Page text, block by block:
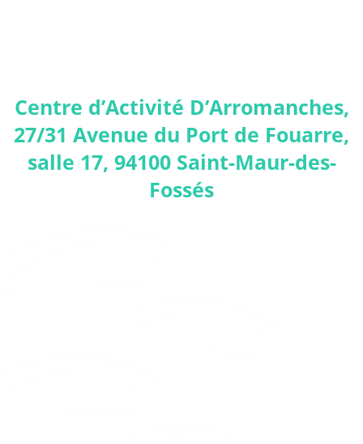
Centre d’Activité D’Arromanches,
27/31 Avenue du Port de Fouarre,
salle 17, 94100 Saint-Maur-des-
Fossés